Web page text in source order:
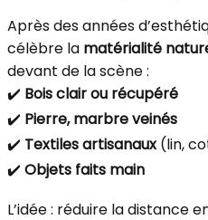
Après des années
célèbre la matérialité
devant de la scène :
✔️ Bois clair ou récupéré
✔️ Pierre, marbre veinés
✔️ Textiles artisanaux(lin,
✔️ Objets faits main
L’idée : réduire la distance